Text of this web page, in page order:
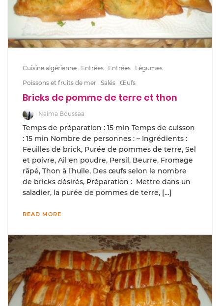
Cuisine algérienne Entrées Entrées
Légumes
Poissons et fruits de mer Salés Œufs
Bricks de pomme de terre et thon
Naima Boussaa
Temps de préparation : 15 min Temps de cuisson
: 15 min Nombre de personnes : – Ingrédients :
Feuilles de brick, Purée de pommes de terre, Sel
et poivre, Ail en poudre, Persil, Beurre, Fromage
râpé, Thon à l’huile, Des œufs selon le nombre
de bricks désirés, Préparation : Mettre dans un
saladier, la purée de pommes de terre, […]
READ MORE